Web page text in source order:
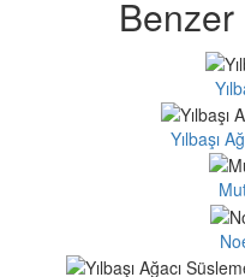
Yılbaşı